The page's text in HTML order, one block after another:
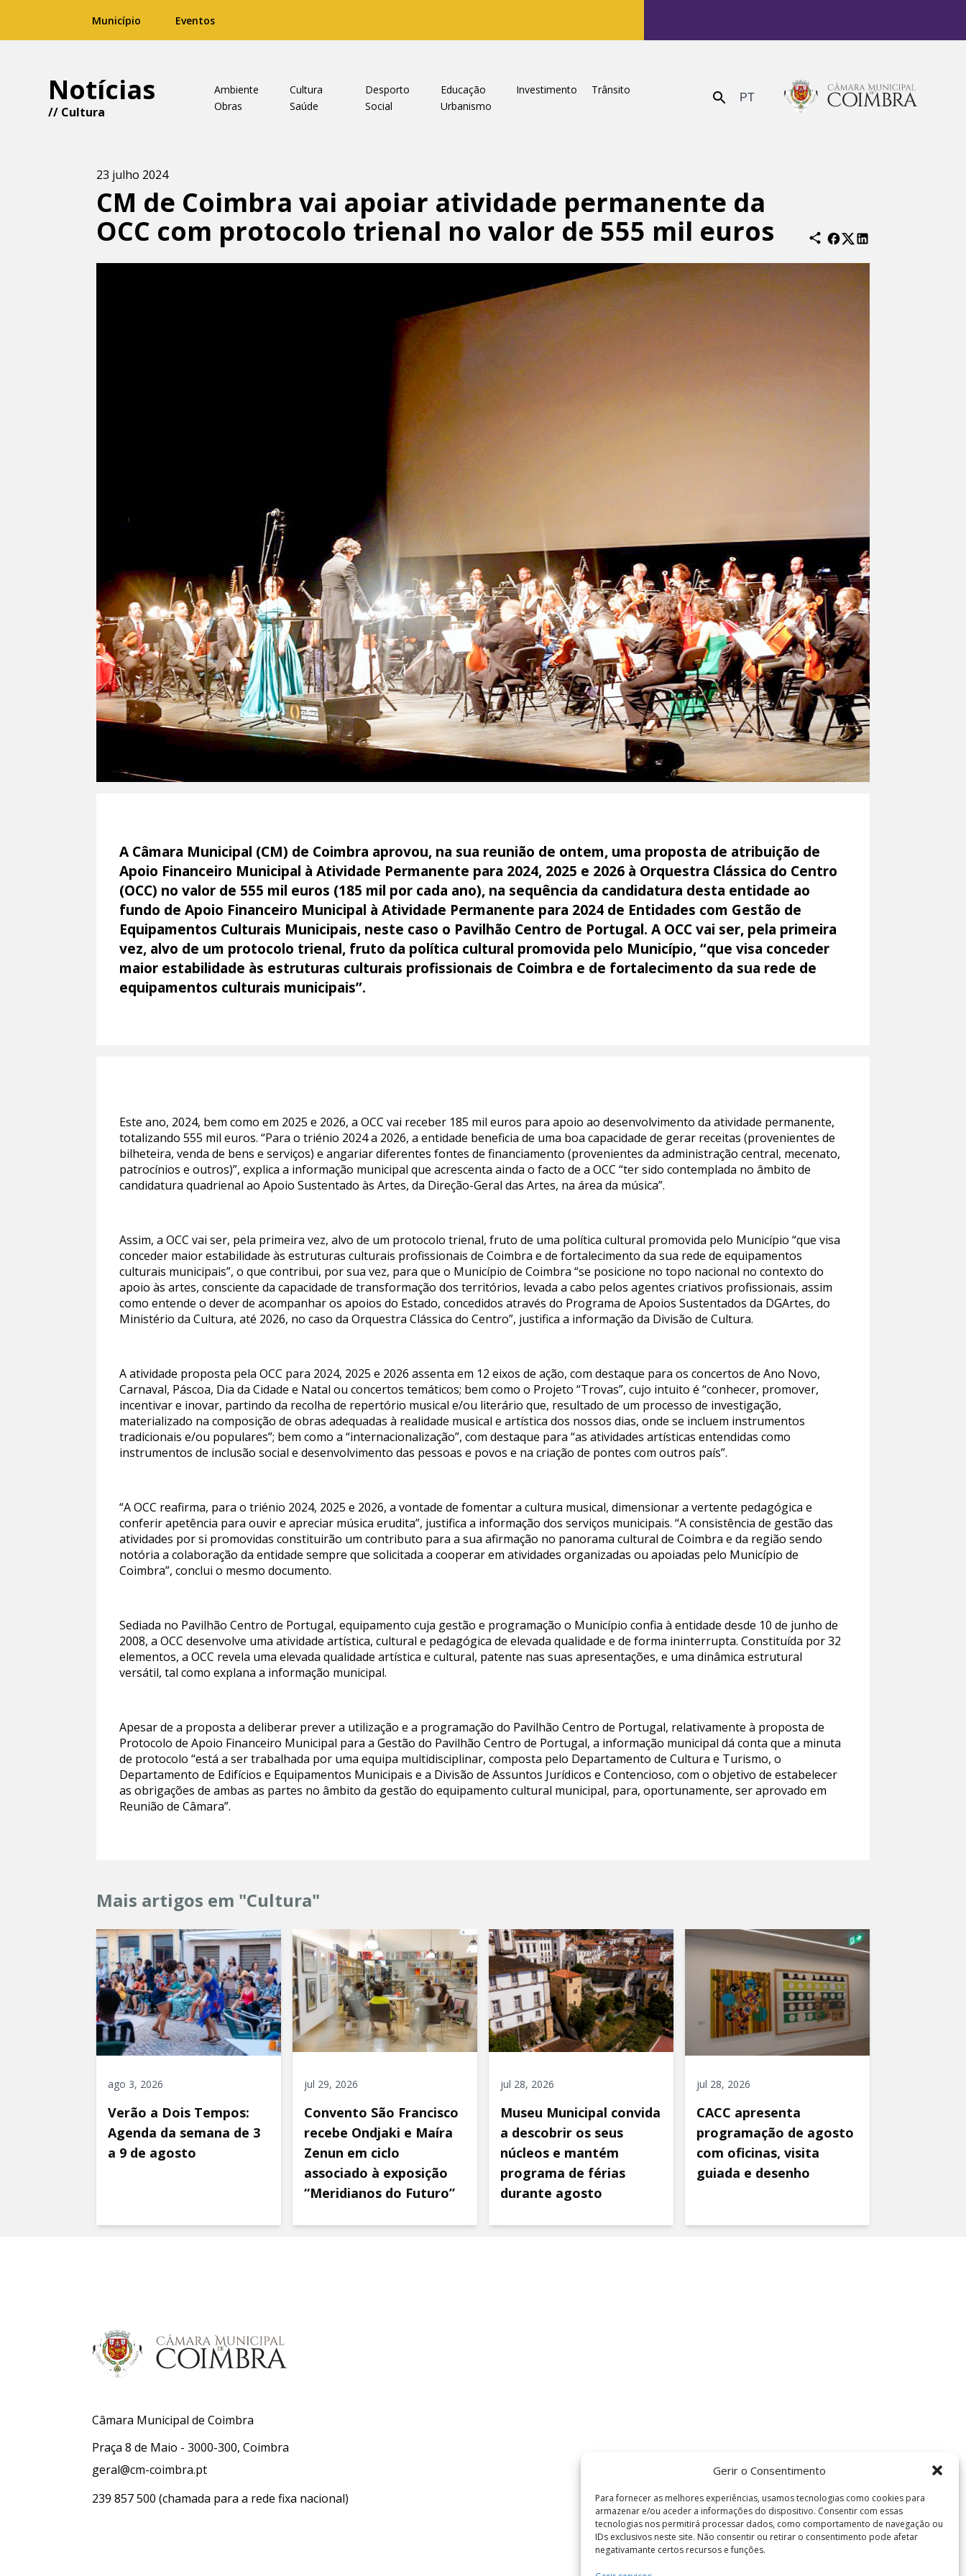
Gerir o Consentimento
Para fornecer as melhores experiências, usamos tecnologias como cookies para
armazenar e/ou aceder a informações do dispositivo. Consentir com essas
tecnologias nos permitirá processar dados, como comportamento de navegação ou
IDs exclusivos neste site. Não consentir ou retirar o consentimento pode afetar
negativamante certos recursos e funções.
Município Eventos
Notícias
// Cultura
Ambiente Cultura Desporto Educação Investimento
Trânsito
Obras
Saúde Social Urbanismo Enviar PT
23 julho 2024
CM de Coimbra vai apoiar atividade permanente da
OCC com protocolo trienal no valor de 555 mil euros
A Câmara Municipal (CM) de Coimbra aprovou, na sua reunião de ontem, uma proposta de atribuição de
Apoio Financeiro Municipal à Atividade Permanente para 2024, 2025 e 2026 à Orquestra Clássica do Centro
(OCC) no valor de 555 mil euros (185 mil por cada ano), na sequência da candidatura desta entidade ao
fundo de Apoio Financeiro Municipal à Atividade Permanente para 2024 de Entidades com Gestão de
Equipamentos Culturais Municipais, neste caso o Pavilhão Centro de Portugal. A OCC vai ser, pela primeira
vez, alvo de um protocolo trienal, fruto da política cultural promovida pelo Município, “que visa conceder
maior estabilidade às estruturas culturais profissionais de Coimbra e de fortalecimento da sua rede de
equipamentos culturais municipais”.
Este ano, 2024, bem como em 2025 e 2026, a OCC vai receber 185 mil euros para apoio ao desenvolvimento da atividade permanente,
totalizando 555 mil euros. “Para o triénio 2024 a 2026, a entidade beneficia de uma boa capacidade de gerar receitas (provenientes de
bilheteira, venda de bens e serviços) e angariar diferentes fontes de financiamento (provenientes da administração central, mecenato,
patrocínios e outros)”, explica a informação municipal que acrescenta ainda o facto de a OCC “ter sido contemplada no âmbito de
candidatura quadrienal ao Apoio Sustentado às Artes, da Direção-Geral das Artes, na área da música”.
Assim, a OCC vai ser, pela primeira vez, alvo de um protocolo trienal, fruto de uma política cultural promovida pelo Município “que visa
conceder maior estabilidade às estruturas culturais profissionais de Coimbra e de fortalecimento da sua rede de equipamentos
culturais municipais”, o que contribui, por sua vez, para que o Município de Coimbra “se posicione no topo nacional no contexto do
apoio às artes, consciente da capacidade de transformação dos territórios, levada a cabo pelos agentes criativos profissionais, assim
como entende o dever de acompanhar os apoios do Estado, concedidos através do Programa de Apoios Sustentados da DGArtes, do
Ministério da Cultura, até 2026, no caso da Orquestra Clássica do Centro”, justifica a informação da Divisão de Cultura.
A atividade proposta pela OCC para 2024, 2025 e 2026 assenta em 12 eixos de ação, com destaque para os concertos de Ano Novo,
Carnaval, Páscoa, Dia da Cidade e Natal ou concertos temáticos; bem como o Projeto “Trovas”, cujo intuito é “conhecer, promover,
incentivar e inovar, partindo da recolha de repertório musical e/ou literário que, resultado de um processo de investigação,
materializado na composição de obras adequadas à realidade musical e artística dos nossos dias, onde se incluem instrumentos
tradicionais e/ou populares”; bem como a “internacionalização”, com destaque para “as atividades artísticas entendidas como
instrumentos de inclusão social e desenvolvimento das pessoas e povos e na criação de pontes com outros país”.
“A OCC reafirma, para o triénio 2024, 2025 e 2026, a vontade de fomentar a cultura musical, dimensionar a vertente pedagógica e
conferir apetência para ouvir e apreciar música erudita”, justifica a informação dos serviços municipais. “A consistência de gestão das
atividades por si promovidas constituirão um contributo para a sua afirmação no panorama cultural de Coimbra e da região sendo
notória a colaboração da entidade sempre que solicitada a cooperar em atividades organizadas ou apoiadas pelo Município de
Coimbra”, conclui o mesmo documento.
Sediada no Pavilhão Centro de Portugal, equipamento cuja gestão e programação o Município confia à entidade desde 10 de junho de
2008, a OCC desenvolve uma atividade artística, cultural e pedagógica de elevada qualidade e de forma ininterrupta. Constituída por 32
elementos, a OCC revela uma elevada qualidade artística e cultural, patente nas suas apresentações, e uma dinâmica estrutural
versátil, tal como explana a informação municipal.
Apesar de a proposta a deliberar prever a utilização e a programação do Pavilhão Centro de Portugal, relativamente à proposta de
Protocolo de Apoio Financeiro Municipal para a Gestão do Pavilhão Centro de Portugal, a informação municipal dá conta que a minuta
de protocolo “está a ser trabalhada por uma equipa multidisciplinar, composta pelo Departamento de Cultura e Turismo, o
Departamento de Edifícios e Equipamentos Municipais e a Divisão de Assuntos Jurídicos e Contencioso, com o objetivo de estabelecer
as obrigações de ambas as partes no âmbito da gestão do equipamento cultural municipal, para, oportunamente, ser aprovado em
Reunião de Câmara”.
Mais artigos em "Cultura"
ago 3, 2026
Verão a Dois Tempos:
Agenda da semana de 3
a 9 de agosto
jul 29, 2026
Convento São Francisco
recebe Ondjaki e Maíra
Zenun em ciclo
associado à exposição
“Meridianos do Futuro”
jul 28, 2026
Museu Municipal convida
a descobrir os seus
núcleos e mantém
programa de férias
durante agosto
jul 28, 2026
CACC apresenta
programação de agosto
com oficinas, visita
guiada e desenho
Câmara Municipal de Coimbra
Praça 8 de Maio - 3000-300, Coimbra
geral@cm-coimbra.pt
239 857 500 (chamada para a rede fixa nacional)